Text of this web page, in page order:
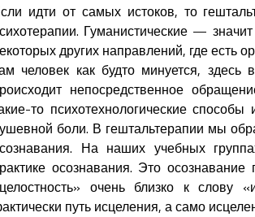
идти от самых истоков, то
Гуманистические —
других направлений, где есть
человек как будто минуется,
непосредственное
то психотехнологические
боли. В гештальтерапии мы
На наших учебных
осознавания. Это
очень близко к слову
путь исцеления, а само